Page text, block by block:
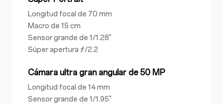
Longitud focal de 70 mm
Macro de 15 cm
Sensor grande de 1/1.28"
Súper apertura ƒ/2.2
Cámara ultra gran angular de 50 MP
Longitud focal de 14 mm
Sensor grande de 1/1.95"